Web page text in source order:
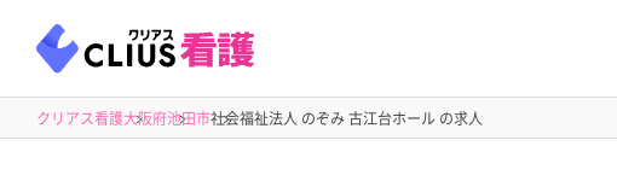
クリアス看護大阪府池田市社会福祉法人 のぞみ 古江台ホール の求人